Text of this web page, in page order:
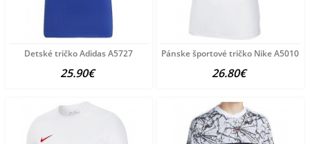
Detské tričko Adidas A5727
25.90€
Pánske športové tričko Nike A5010
26.80€